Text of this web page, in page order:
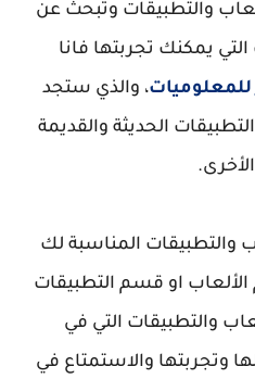
والتطبيقات وتبحث عن
يمكنك تجربتها فانا
للمعلوميات، والذي ستجد
الحديثة والقديمة
والتطبيقات المناسبة لك
او قسم التطبيقات
والتطبيقات التي في
وتجربتها والاستمتاع في